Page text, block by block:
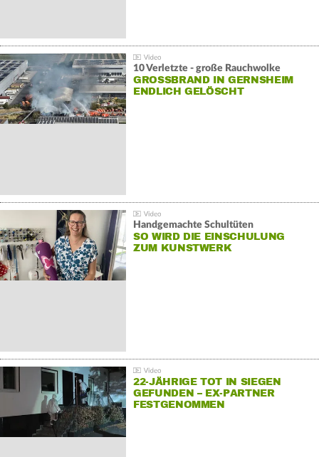
10 Verletzte - große Rauchwolke
GROSSBRAND IN GERNSHEIM E
NDLICH GELÖSCHT
Handgemachte Schultüten
SO WIRD DIE EINSCHULUNG
ZUM KUNSTWERK
22-JÄHRIGE TOT IN SIEGEN
GEFUNDEN – EX-PARTNER
FESTGENOMMEN